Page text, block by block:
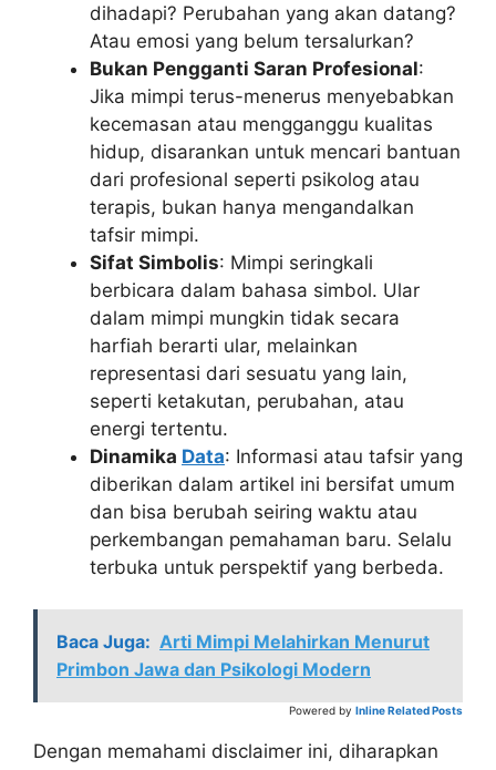
dihadapi? Perubahan yang akan datang?
Atau emosi yang belum tersalurkan?
Bukan Pengganti Saran Profesional:
Jika mimpi terus-menerus menyebabkan
kecemasan atau mengganggu kualitas
hidup, disarankan untuk mencari bantuan
dari profesional seperti psikolog atau
terapis, bukan hanya mengandalkan
tafsir mimpi.
Sifat Simbolis: Mimpi seringkali
berbicara dalam bahasa simbol. Ular
dalam mimpi mungkin tidak secara
harfiah berarti ular, melainkan
representasi dari sesuatu yang lain,
seperti ketakutan, perubahan, atau
energi tertentu.
Dinamika Data: Informasi atau tafsir yang
diberikan dalam artikel ini bersifat umum
dan bisa berubah seiring waktu atau
perkembangan pemahaman baru. Selalu
terbuka untuk perspektif yang berbeda.
Baca Juga: Arti Mimpi Melahirkan Menurut
Primbon Jawa dan Psikologi Modern
Powered by Inline Related Posts
Dengan memahami disclaimer ini, diharapkan